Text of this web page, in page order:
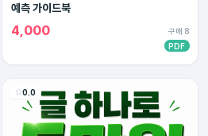
예측 가이드북
4,000
구매 8
PDF
0.0